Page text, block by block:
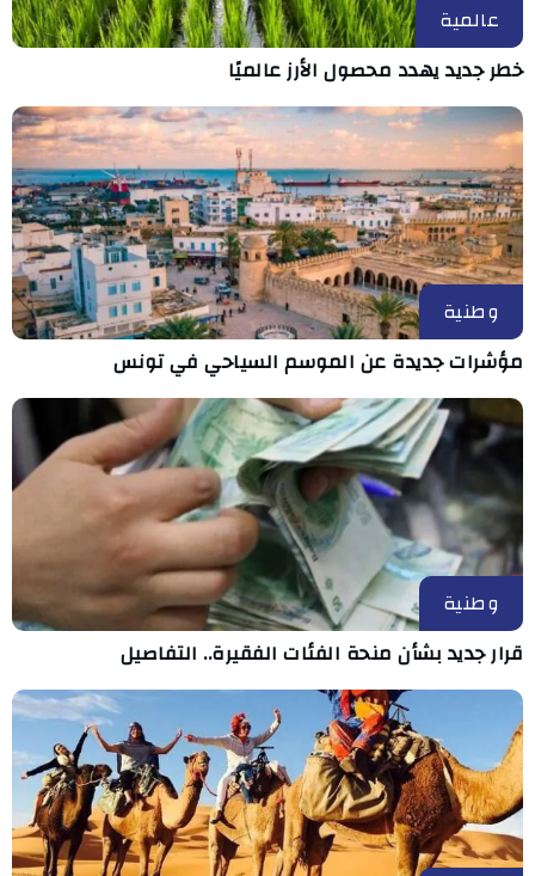
عالمية
خطر جديد يهدد محصول الأرز عالميًا
وطنية
مؤشرات جديدة عن الموسم السياحي في تونس
وطنية
قرار جديد بشأن منحة الفئات الفقيرة.. التفاصيل